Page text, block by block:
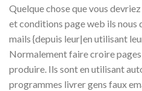
Quelque chose que vous
et conditions page web ils nous
mails {depuis leur|en utilisant
Normalement faire croire
produire. Ils sont en utilisant
programmes livrer gens faux